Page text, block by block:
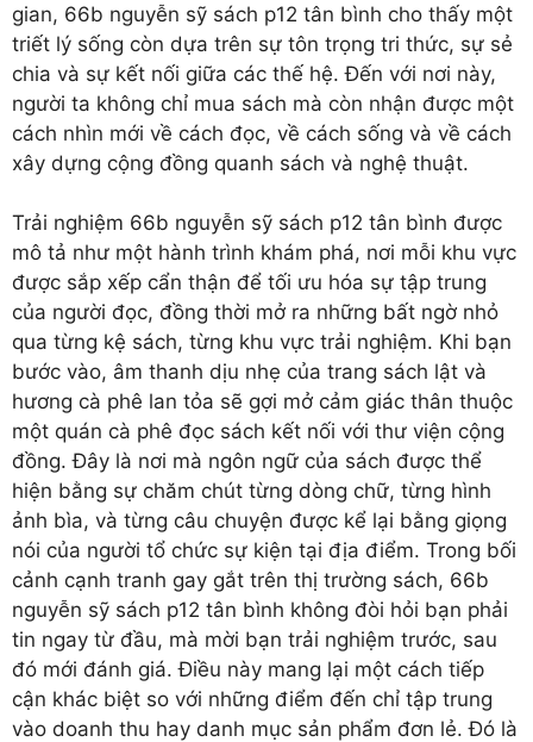
gian, 66b nguyễn sỹ sách p12 tân bình cho thấy một
triết lý sống còn dựa trên sự tôn trọng tri thức, sự sẻ
chia và sự kết nối giữa các thế hệ. Đến với nơi này,
người ta không chỉ mua sách mà còn nhận được một
cách nhìn mới về cách đọc, về cách sống và về cách
xây dựng cộng đồng quanh sách và nghệ thuật.
Trải nghiệm 66b nguyễn sỹ sách p12 tân bình được
mô tả như một hành trình khám phá, nơi mỗi khu vực
được sắp xếp cẩn thận để tối ưu hóa sự tập trung
của người đọc, đồng thời mở ra những bất ngờ nhỏ
qua từng kệ sách, từng khu vực trải nghiệm. Khi bạn
bước vào, âm thanh dịu nhẹ của trang sách lật và
hương cà phê lan tỏa sẽ gợi mở cảm giác thân thuộc
một quán cà phê đọc sách kết nối với thư viện cộng
đồng. Đây là nơi mà ngôn ngữ của sách được thể
hiện bằng sự chăm chút từng dòng chữ, từng hình
ảnh bìa, và từng câu chuyện được kể lại bằng giọng
nói của người tổ chức sự kiện tại địa điểm. Trong bối
cảnh cạnh tranh gay gắt trên thị trường sách, 66b
nguyễn sỹ sách p12 tân bình không đòi hỏi bạn phải
tin ngay từ đầu, mà mời bạn trải nghiệm trước, sau
đó mới đánh giá. Điều này mang lại một cách tiếp
cận khác biệt so với những điểm đến chỉ tập trung
vào doanh thu hay danh mục sản phẩm đơn lẻ. Đó là